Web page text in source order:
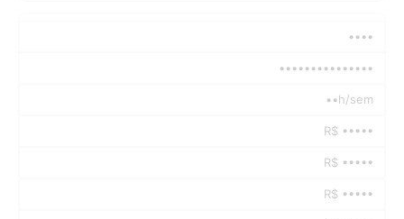
••••
•••••••••••••••
••h/sem
R$ •••••
R$ •••••
R$ •••••